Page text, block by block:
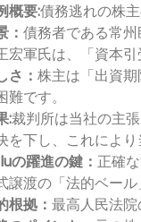
概要:債務逃れの株
： 債務者である常
宏軍氏は、「資本
さ： 株主は「出資
難です。
:裁判所は当社の主
を下し、これによ
の躍進の鍵： 正確
譲渡の「法的ベール
根拠： 最高人民法